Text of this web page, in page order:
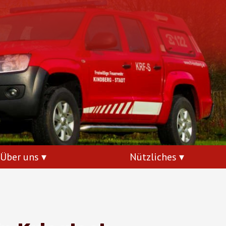
Über uns Nützliches